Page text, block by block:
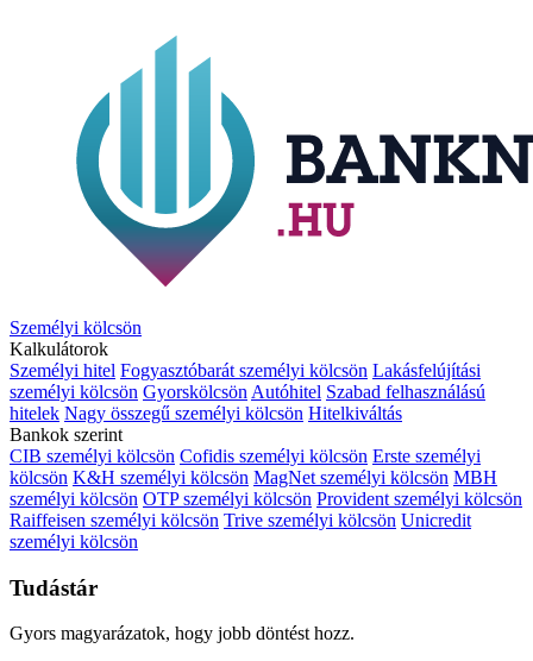
Személyi kölcsön
Kalkulátorok
Személyi hitel Fogyasztóbarát személyi kölcsön Lakásfelújítási
személyi kölcsön Gyorskölcsön Autóhitel Szabad felhasználású
hitelek Nagy összegű személyi kölcsön Hitelkiváltás
Bankok szerint
CIB személyi kölcsön Cofidis személyi kölcsön Erste személyi
kölcsön K&H személyi kölcsön MagNet személyi kölcsön MBH
személyi kölcsön OTP személyi kölcsön Provident személyi kölcsön
Raiffeisen személyi kölcsön Trive személyi kölcsön Unicredit
személyi kölcsön
Tudástár
Gyors magyarázatok, hogy jobb döntést hozz.